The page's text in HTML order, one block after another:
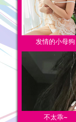
发情的小母狗
不太乖~